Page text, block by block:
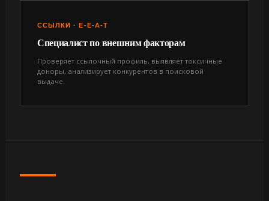
ССЫЛКИ · E-E-A-T
Специалист по внешним факторам
Проверяет ссылочный профиль, выявляет токсичные
доноры, анализирует конкурентов в поисковой
выдаче.